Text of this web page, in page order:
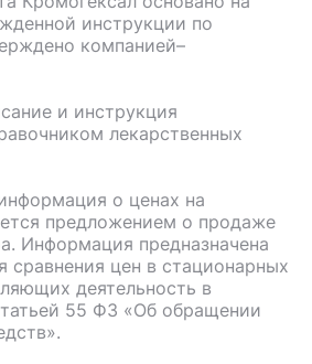
инструкции по
компанией–
и инструкция
лекарственных
о ценах на
предложением о продаже
Информация предназначена
сравнения цен в стационарных
деятельность в
55 ФЗ «Об обращении